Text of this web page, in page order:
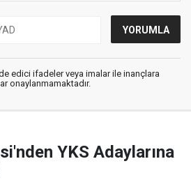
edici ifadeler veya imalar ile inançlara
onaylanmamaktadır.
YKS Adaylarına